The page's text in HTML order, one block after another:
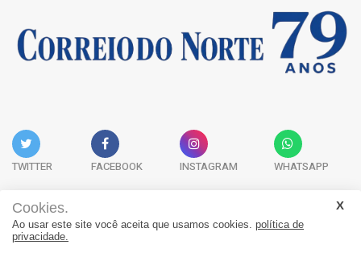
TWITTER FACEBOOK INSTAGRAM WHATSAPP
Acervo Digital Fale Conosco Quem Somos
Cookies.
Ao usar este site você aceita que usamos cookies. política de
privacidade.